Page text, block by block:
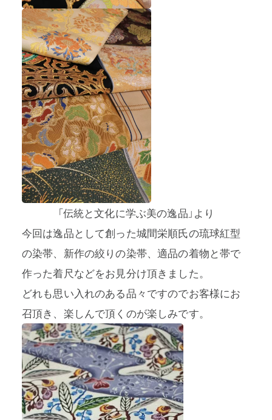
「伝統と文化に学ぶ美の逸品」より
今回は逸品として創った城間栄順氏の琉球紅型
の染帯、新作の絞りの染帯、適品の着物と帯で
作った着尺などをお見分け頂きました。
どれも思い入れのある品々ですのでお客様にお
召頂き、楽しんで頂くのが楽しみです。